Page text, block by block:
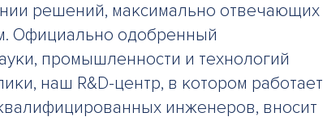
решений, максимально отвечающих
Официально одобренный
промышленности и технологий
наш R&D-центр, в котором работает
инженеров, вносит